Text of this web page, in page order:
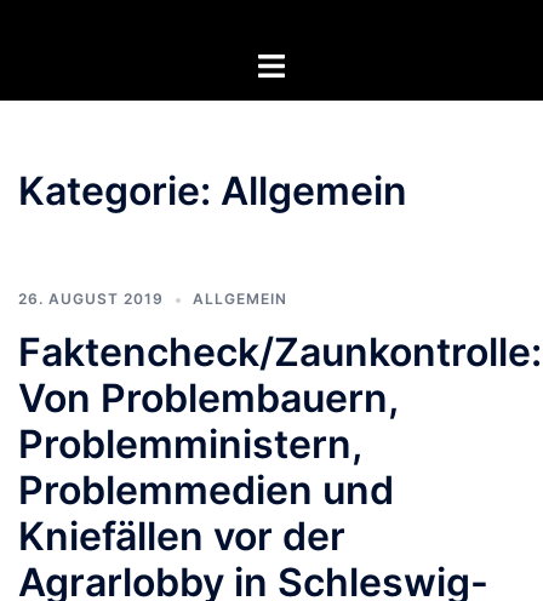
Menü
Kategorie: Allgemein
26. AUGUST 2019 ALLGEMEIN
Faktencheck/Zaunkontrolle:
Von Problembauern,
Problemministern,
Problemmedien und
Kniefällen vor der
Agrarlobby in Schleswig-